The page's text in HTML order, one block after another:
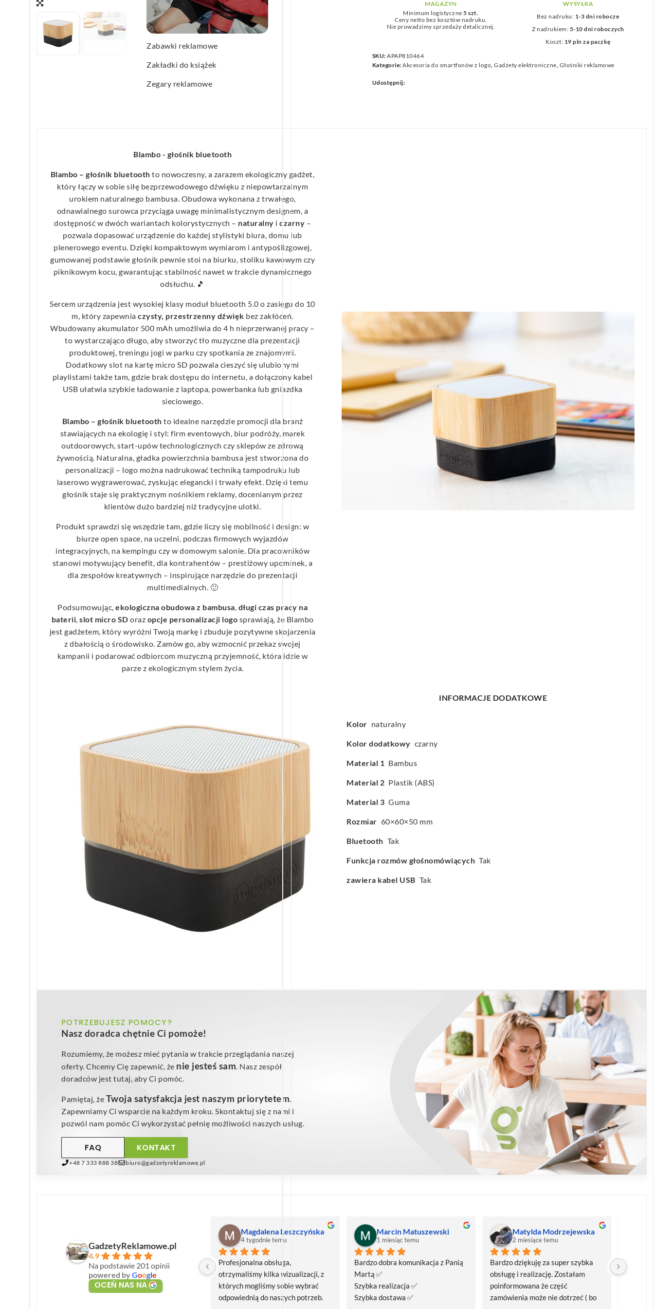
Wachlarze reklamowe
Wagi kuchenne
Zabawki reklamowe
Zakładki do książek
Zegary reklamowe
MAGAZYN
Minimum logistyczne5 szt.
Ceny netto bez kosztów nadruku.
Nie prowadzimy sprzedaży detalicznej.
WYSYŁKA
Bez nadruku: 1-3 dni robocze
Z nadrukiem: 5-10 dni roboczych
Koszt: 19 pln za paczkę
SKU:APAP810464
Kategorie:Akcesoria do smartfonów z logo ,Gadżety elektroniczne Głośniki reklamowe
Udostępnij:
Blambo - głośnik bluetooth
Blambo – głośnik bluetooth to nowoczesny, a zarazem ekologiczny gadżet,
który łączy w sobie siłę bezprzewodowego dźwięku z niepowtarzalnym
urokiem naturalnego bambusa. Obudowa wykonana z trwałego,
odnawialnego surowca przyciąga uwagę minimalistycznym designem, a
dostępność w dwóch wariantach kolorystycznych – naturalny i czarny –
pozwala dopasować urządzenie do każdej stylistyki biura, domu lub
plenerowego eventu. Dzięki kompaktowym wymiarom i antypoślizgowej,
gumowanej podstawie głośnik pewnie stoi na biurku, stoliku kawowym czy
piknikowym kocu, gwarantując stabilność nawet w trakcie dynamicznego
odsłuchu. 🎵
Sercem urządzenia jest wysokiej klasy moduł bluetooth 5.0 o zasięgu do 10
m, który zapewniaczysty, przestrzenny dźwięk bez zakłóceń.
Wbudowany akumulator 500 mAh umożliwia do 4 h nieprzerwanej pracy –
to wystarczająco długo, aby stworzyć tło muzyczne dla prezentacji
produktowej, treningu jogi w parku czy spotkania ze znajomymi.
Dodatkowy slot na kartę micro SD pozwala cieszyć się ulubionymi
playlistami także tam, gdzie brak dostępu do internetu, a dołączony kabel
USB ułatwia szybkie ładowanie z laptopa, powerbanka lub gniazdka
sieciowego.
Blambo – głośnik bluetooth to idealne narzędzie promocji dla branż
stawiających na ekologię i styl: firm eventowych, biur podróży, marek
outdoorowych, start-upów technologicznych czy sklepów ze zdrową
żywnością. Naturalna, gładka powierzchnia bambusa jest stworzona do
personalizacji – logo można nadrukować techniką tampodruku lub
laserowo wygrawerować, zyskując elegancki i trwały efekt. Dzięki temu
głośnik staje się praktycznym nośnikiem reklamy, docenianym przez
klientów dużo bardziej niż tradycyjne ulotki.
Produkt sprawdzi się wszędzie tam, gdzie liczy się mobilność i design: w
biurze open space, na uczelni, podczas firmowych wyjazdów
integracyjnych, na kempingu czy w domowym salonie. Dla pracowników
stanowi motywujący benefit, dla kontrahentów – prestiżowy upominek, a
dla zespołów kreatywnych – inspirujące narzędzie do prezentacji
multimedialnych. 🙂
Podsumowując, ekologiczna obudowa z bambusa, długi czas pracy na
baterii, slot micro SD oraz opcje personalizacji logo sprawiają, że Blambo
jest gadżetem, który wyróżni Twoją markę i zbuduje pozytywne skojarzenia
z dbałością o środowisko. Zamów go, aby wzmocnić przekaz swojej
kampanii i podarować odbiorcom muzyczną przyjemność, która idzie w
parze z ekologicznym stylem życia.
INFORMACJE DODATKOWE
Kolor naturalny
Kolor dodatkowy czarny
Material 1 Bambus
Material 2 Plastik (ABS)
Material 3 Guma
Rozmiar 60×60×50 mm
Bluetooth Tak
Funkcja rozmów głośnomówiących Tak
zawiera kabel USB Tak
POTRZEBUJESZ POMOCY?
Nasz doradca chętnie Ci pomoże!
Rozumiemy, że możesz mieć pytania w trakcie przeglądania naszej
oferty. Chcemy Cię zapewnić, że nie jesteś sam. Nasz zespół
doradców jest tutaj, aby Ci pomóc.
Pamiętaj, że Twoja satysfakcja jest naszym priorytetem.
Zapewniamy Ci wsparcie na każdym kroku. Skontaktuj się z nami i
pozwól nam pomóc Ci wykorzystać pełnię możliwości naszych usług.
KONTAKT
FAQ
+48 7 333 888 38 biuro@gadzetyreklamowe.pl
GadzetyReklamowe.pl
4.9
Na podstawie 201 opinii
powered byGoogle
OCEŃ NAS NA
Magdalena Leszczyńska
4 tygodnie temu
Profesjonalna obsługa,
otrzymaliśmy kilka wizualizacji, z
których mogliśmy sobie wybrać
odpowiednią do naszych potrzeb.
Marcin Matuszewski
1 miesiąc temu
Bardzo dobra komunikacja z Panią
Martą ✅
Szybka realizacja ✅
Szybka dostawa ✅
Matylda Modrzejewska
2 miesiące temu
Bardzo dziękuję za super szybka
obsługę i realizację. Zostałam
poinformowana że część
zamówienia może nie dotrzeć ( bo
Bardzo